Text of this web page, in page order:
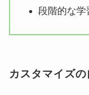
段階的な学
カスタマイズの